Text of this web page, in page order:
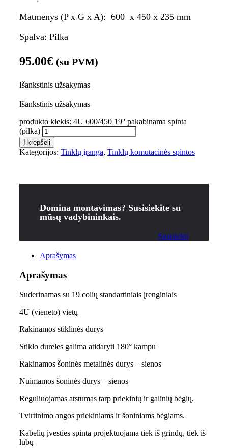
Matmenys (P x G x A): 600 x 450x235 mm
Spalva: Pilka
95.00€ (su PVM)
Išankstinis užsakymas
Išankstinis užsakymas
produkto kiekis: 4U 600/450 19'' pakabinama spinta
(pilka)
Į krepšelį
Kategorijos: Tinklų įranga, Tinklų komutacinės spintos
Domina montavimas? Susisiekite su
mūsų vadybininkais.
Susisiekti
Aprašymas
Aprašymas
Suderinamas su 19 colių standartiniais įrenginiais
4U (vieneto) vietų
Rakinamos stiklinės durys
Stiklo dureles galima atidaryti 180° kampu
Rakinamos šoninės metalinės durys – sienos
Nuimamos šoninės durys – sienos
Reguliuojamas atstumas tarp priekinių ir galinių bėgių.
Tvirtinimo angos priekiniams ir šoniniams bėgiams.
Kabelių įvesties spinta projektuojama tiek iš grindų, tiek iš
lubų